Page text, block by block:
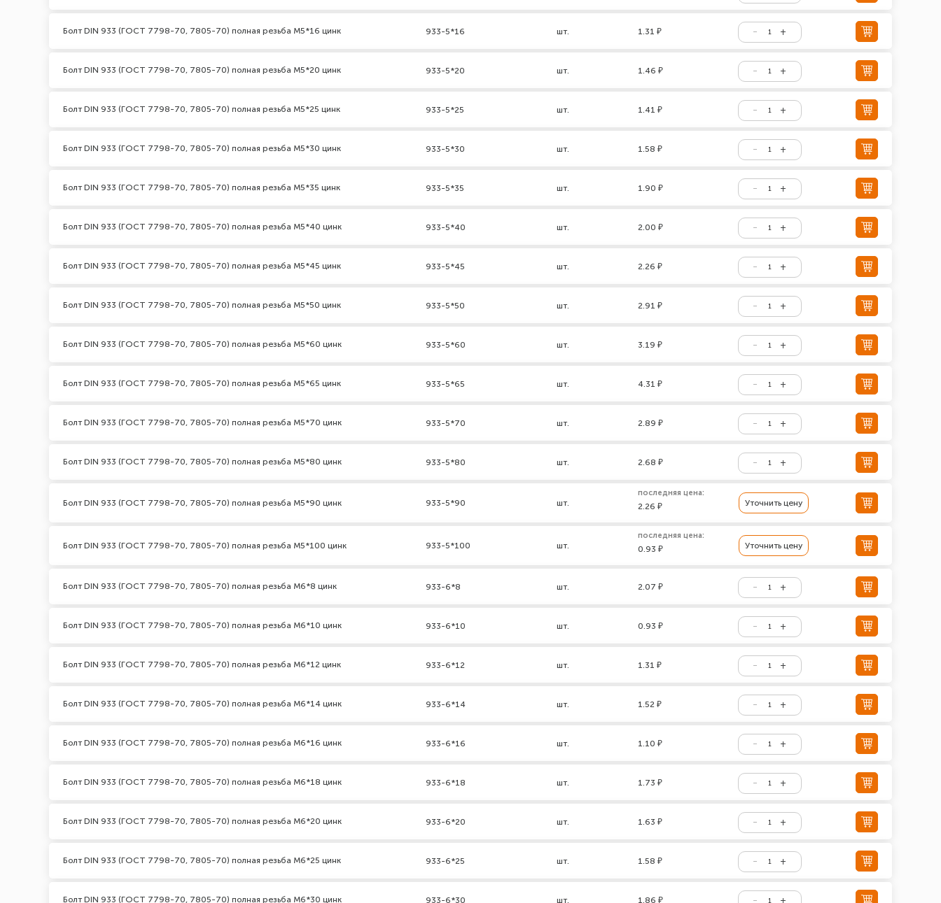
Болт DIN 933 (ГОСТ 7798-70, 7805-70) полная резьба М5*16 цинк 933-5*16 шт. 1.31 ₽
Болт DIN 933 (ГОСТ 7798-70, 7805-70) полная резьба М5*20 цинк 933-5*20 шт. 1.46 ₽
Болт DIN 933 (ГОСТ 7798-70, 7805-70) полная резьба М5*25 цинк 933-5*25 шт. 1.41 ₽
Болт DIN 933 (ГОСТ 7798-70, 7805-70) полная резьба М5*30 цинк 933-5*30 шт. 1.58 ₽
Болт DIN 933 (ГОСТ 7798-70, 7805-70) полная резьба М5*35 цинк 933-5*35 шт. 1.90 ₽
Болт DIN 933 (ГОСТ 7798-70, 7805-70) полная резьба М5*40 цинк 933-5*40 шт. 2.00 ₽
Болт DIN 933 (ГОСТ 7798-70, 7805-70) полная резьба М5*45 цинк 933-5*45 шт. 2.26 ₽
Болт DIN 933 (ГОСТ 7798-70, 7805-70) полная резьба М5*50 цинк 933-5*50 шт. 2.91 ₽
Болт DIN 933 (ГОСТ 7798-70, 7805-70) полная резьба М5*60 цинк 933-5*60 шт. 3.19 ₽
Болт DIN 933 (ГОСТ 7798-70, 7805-70) полная резьба М5*65 цинк 933-5*65 шт. 4.31 ₽
Болт DIN 933 (ГОСТ 7798-70, 7805-70) полная резьба М5*70 цинк 933-5*70 шт. 2.89 ₽
Болт DIN 933 (ГОСТ 7798-70, 7805-70) полная резьба М5*80 цинк 933-5*80 шт. 2.68 ₽
Болт DIN 933 (ГОСТ 7798-70, 7805-70) полная резьба М5*90 цинк 933-5*90 шт.
последняя цена:
2.26 ₽ Уточнить цену
Болт DIN 933 (ГОСТ 7798-70, 7805-70) полная резьба М5*100 цинк 933-5*100 шт.
последняя цена:
0.93 ₽ Уточнить цену
Болт DIN 933 (ГОСТ 7798-70, 7805-70) полная резьба М6*8 цинк 933-6*8 шт. 2.07 ₽
Болт DIN 933 (ГОСТ 7798-70, 7805-70) полная резьба М6*10 цинк 933-6*10 шт. 0.93 ₽
Болт DIN 933 (ГОСТ 7798-70, 7805-70) полная резьба М6*12 цинк 933-6*12 шт. 1.31 ₽
Болт DIN 933 (ГОСТ 7798-70, 7805-70) полная резьба М6*14 цинк 933-6*14 шт. 1.52 ₽
Болт DIN 933 (ГОСТ 7798-70, 7805-70) полная резьба М6*16 цинк 933-6*16 шт. 1.10 ₽
Болт DIN 933 (ГОСТ 7798-70, 7805-70) полная резьба М6*18 цинк 933-6*18 шт. 1.73 ₽
Болт DIN 933 (ГОСТ 7798-70, 7805-70) полная резьба М6*20 цинк 933-6*20 шт. 1.63 ₽
Болт DIN 933 (ГОСТ 7798-70, 7805-70) полная резьба М6*25 цинк 933-6*25 шт. 1.58 ₽
Болт DIN 933 (ГОСТ 7798-70, 7805-70) полная резьба М6*30 цинк 933-6*30 шт. 1.86 ₽